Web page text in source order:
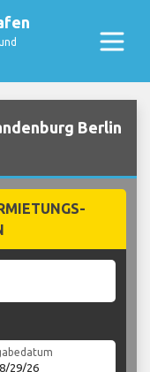
Berlin